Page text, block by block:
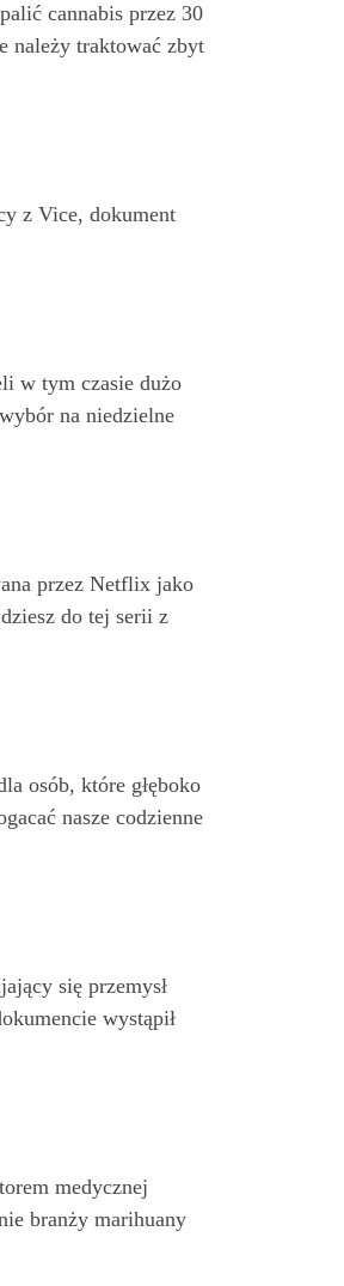
cannabis przez 30
należy traktować zbyt
z Vice, dokument
w tym czasie dużo
na niedzielne
przez Netflix jako
do tej serii z
osób, które głęboko
nasze codzienne
się przemysł
wystąpił
medycznej
branży marihuany